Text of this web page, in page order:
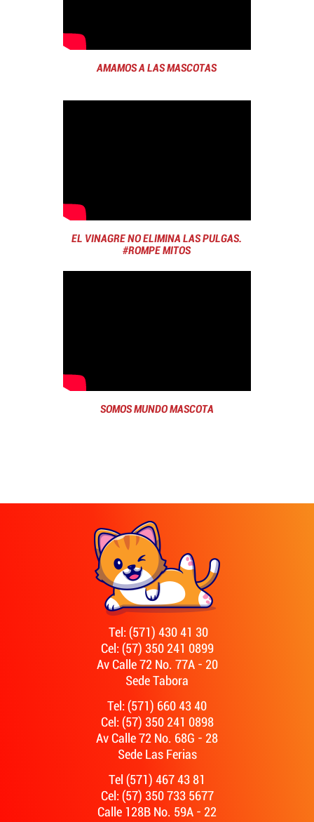
AMAMOS A LAS MASCOTAS
EL VINAGRE NO ELIMINA LAS PULGAS.
#ROMPE MITOS
SOMOS MUNDO MASCOTA
Tel: (571) 430 41 30
Cel: (57) 350 241 0899
Av Calle 72 No. 77A - 20
Sede Tabora
Tel: (571) 660 43 40
Cel: (57) 350 241 0898
Av Calle 72 No. 68G - 28
Sede Las Ferias
Tel (571) 467 43 81
Cel: (57) 350 733 5677
Calle 128B No. 59A - 22